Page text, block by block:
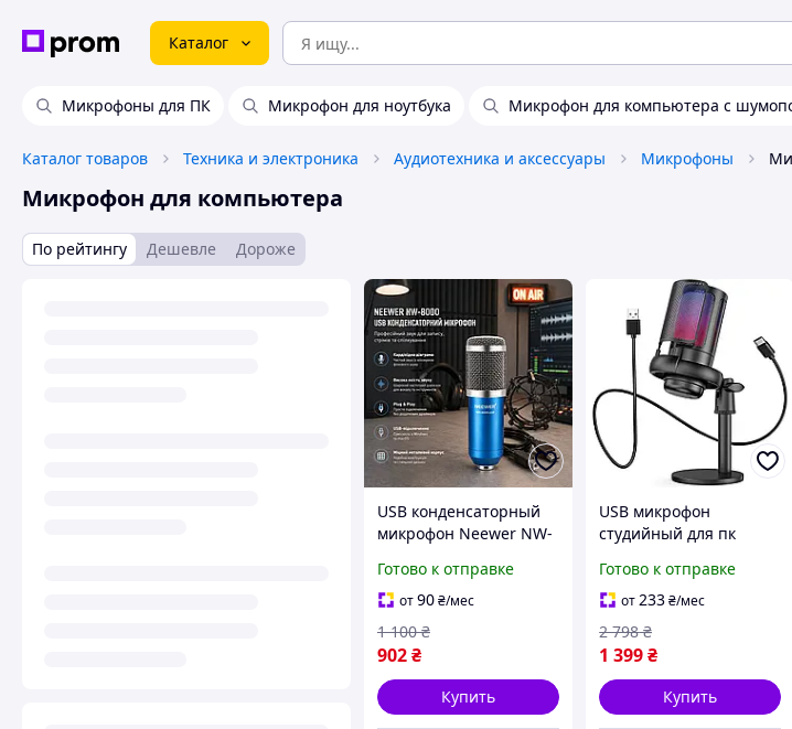
Каталог
Микрофоны для ПК Микрофон для ноутбука Микрофон для компьютера с
Каталог товаров Техника и электроника Аудиотехника и аксессуары Микрофоны
Микрофон для компьютера
По рейтингу Дешевле Дороже
USB конденсаторный
микрофон Neewer NW-
микрофон Plug&Play
для компьютера,
подкастов, вокала и
стримов
Готово к отправке
от90₴/мес
902₴
1 100 ₴
Купить
USB микрофон
студийный для пк
онлайн подкастов с
подсветкой
конденсаторный RGB
ME6S Черный
Готово к отправке
от233₴/мес
1 399₴
2 798 ₴
Купить